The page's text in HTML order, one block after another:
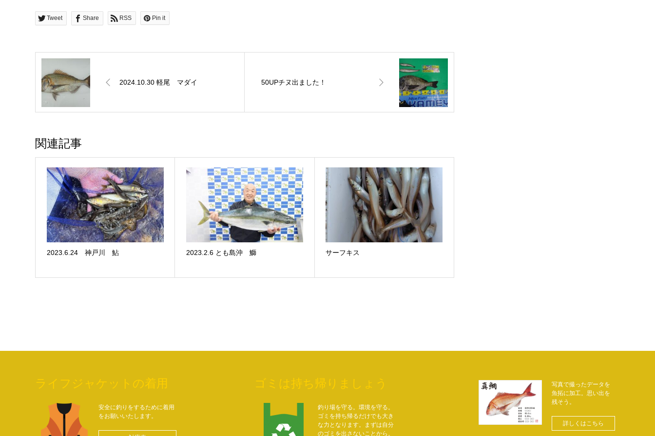
Tweet Share RSS Pin it
2024.10.30 軽尾 マダイ 50UPチヌ出ました！
関連記事
2023.6.24 神戸川 鮎 2023.2.6 とも島沖 鰤 サーフキス
ライフジャケットの着用
安全に釣りをするために着用
をお願いいたします。
ゴミは持ち帰りましょう
釣り場を守る。環境を守る。
ゴミを持ち帰るだけでも大き
な力となります。まずは自分
のゴミを出さないことから。
写真で撮ったデータを
魚拓に加工。思い出を
残そう。
詳しくはこちら